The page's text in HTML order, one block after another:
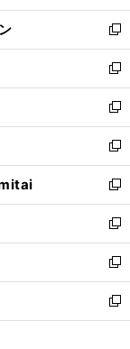
開
く
ウ
で
開
く
ン
ド
ウ
で
開
く
ウ
ィ
ン
ド
ウ
で
開
く
新
し
い
ウ
ィ
ン
ド
ウ
で
開
く
新
し
い
ウ
ィ
ン
ド
ウ
で
開
く
新
し
い
ウ
ィ
ン
ド
ウ
で
開
く
新
し
い
ウ
ィ
ン
ド
ウ
で
開
新
し
い
ウ
ィ
ン
ド
ウ
新
し
い
ウ
ィ
ン
新
し
い
ウ
新
し